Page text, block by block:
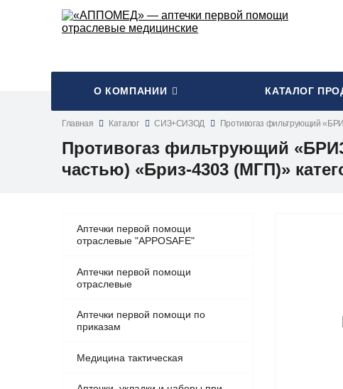
О КОМПАНИИ КАТАЛОГ
Главная Каталог СИЗ+СИЗОД Противогаз фильтрующий
Противогаз фильтрующий
частью) «Бриз-4303 (МГП)»
Аптечки первой помощи
отраслевые "APPOSAFE"
Аптечки первой помощи
отраслевые
Аптечки первой помощи по
приказам
Медицина тактическая